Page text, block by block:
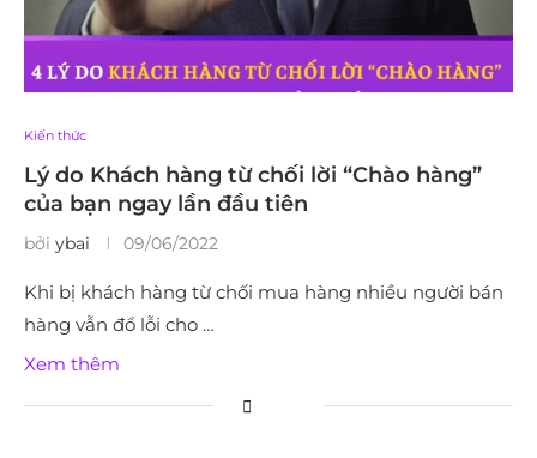
Kiến thức
Lý do Khách hàng từ chối lời “Chào hàng”
của bạn ngay lần đầu tiên
bởi ybai 09/06/2022
Khi bị khách hàng từ chối mua hàng nhiều người bán
hàng vẫn đổ lỗi cho …
Xem thêm